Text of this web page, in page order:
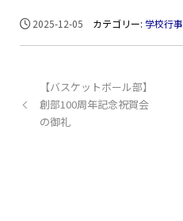
2025-12-05 カテゴリー: 学校行事
【バスケットボール部】
創部100周年記念祝賀会
の御礼